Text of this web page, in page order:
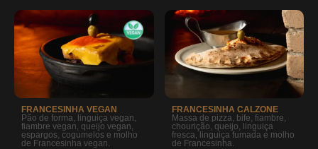
FRANCESINHA VEGAN
Pão de forma, linguiça vegan,
fiambre vegan, queijo vegan,
espargos, cogumelos e molho
de Francesinha vegan.
FRANCESINHA CALZONE
Massa de pizza, bife, fiambre,
chourição, queijo, linguiça
fresca, linguiça fumada e molho
de Francesinha.